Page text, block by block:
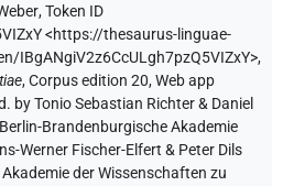
,Token ID
<https://thesaurus-linguae-
IBgANgiV2z6CcULgh7pzQ5VIZxY>,
,Corpus edition 20, Web app
by Tonio Sebastian Richter & Daniel
Brandenburgische Akademie
Werner Fischer-Elfert & Peter Dils
der Wissenschaften zu